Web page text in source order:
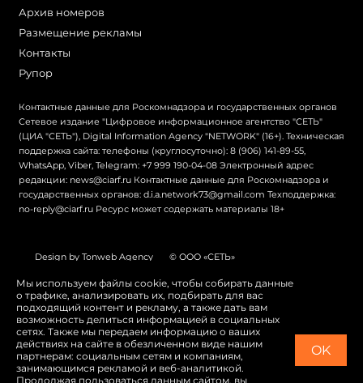
Архив номеров
Размещение рекламы
Контакты
Рупор
Контактные данные для Роскомнадзора и государственных органов
Сетевое издание "Цифровое информационное агентство "СЕТЬ"
(ЦИА "СЕТЬ"), Digital Information Agency "NETWORK" (16+). Техническая
поддержка сайта: телефоны (круглосуточно): 8 (906) 141-89-55,
WhatsApp, Viber, Telegram: +7 999 190-04-08 Электронный адрес
редакции: news@ciarf.ru Контактные данные для Роскомнадзора и
государственных органов: d.i.a.network73@gmail.com Техподдержка:
no-reply@ciarf.ru Ресурс может содержать материалы 18+
Design by Tonweb Agency © ООО «СЕТЬ»
Политика конфиденциальности Карта сайта
Switch to English
Мы используем файлы cookie, чтобы собирать данные
о трафике, анализировать их, подбирать для вас
подходящий контент и рекламу, а также дать вам
возможность делиться информацией в социальных
сетях. Также мы передаем информацию о ваших
действиях на сайте в обезличенном виде нашим
партнерам: социальным сетям и компаниям,
занимающимся рекламой и веб-аналитикой.
Продолжая пользоваться данным сайтом, вы
OK